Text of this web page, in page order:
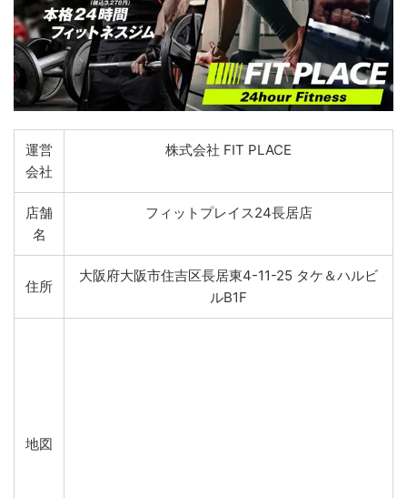
運営
会社
株式会社 FIT PLACE
店舗
名
フィットプレイス24長居店
住所
大阪府大阪市住吉区長居東4-11-25 タケ＆ハルビ
ルB1F
地図